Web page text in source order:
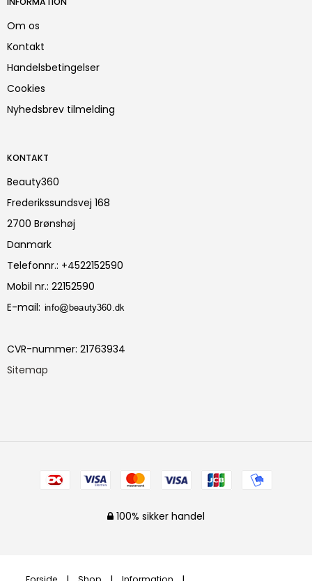
Om os
Kontakt
Handelsbetingelser
Cookies
Nyhedsbrev tilmelding
KONTAKT
Beauty360
Frederikssundsvej 168
2700 Brønshøj
Danmark
Telefonnr.: +4522152590
Mobil nr.: 22152590
E-mail:
CVR-nummer: 21763934
Sitemap
100% sikker handel